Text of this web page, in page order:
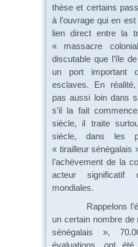
thèse et certains
à l’ouvrage qui en
lien direct entre la
« massacre
discutable que l’île
un port important
esclaves. En
pas aussi loin dans
s’il la fait
siècle, il traite
siècle, dans les
« tirailleur sénégalais
l’achèvement de la
acteur significatif
mondiales.
Rappelons
un certain nombre de
sénégalais »,
évaluations, ont